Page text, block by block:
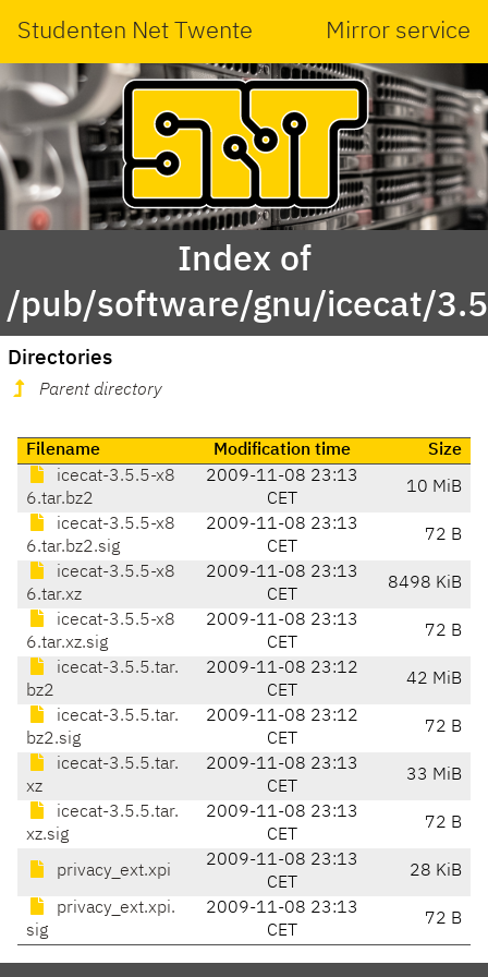
Studenten Net Twente Mirror service
Index of
/pub/software/gnu/icecat/
Directories
Parent directory
Filename Modification time
Size
icecat-3.5.5-x8
6.tar.bz2
2009-11-08 23:13
CET
10 MiB
icecat-3.5.5-x8
6.tar.bz2.sig
2009-11-08 23:13
CET
72 B
icecat-3.5.5-x8
6.tar.xz
2009-11-08 23:13
CET
8498 KiB
icecat-3.5.5-x8
6.tar.xz.sig
2009-11-08 23:13
CET
72 B
icecat-3.5.5.tar.
bz2
2009-11-08 23:12
CET
42 MiB
icecat-3.5.5.tar.
bz2.sig
2009-11-08 23:12
CET
72 B
icecat-3.5.5.tar.
xz
2009-11-08 23:13
CET
33 MiB
icecat-3.5.5.tar.
xz.sig
2009-11-08 23:13
CET
72 B
privacy_ext.xpi
2009-11-08 23:13
CET
28 KiB
privacy_ext.xpi.
sig
2009-11-08 23:13
CET
72 B